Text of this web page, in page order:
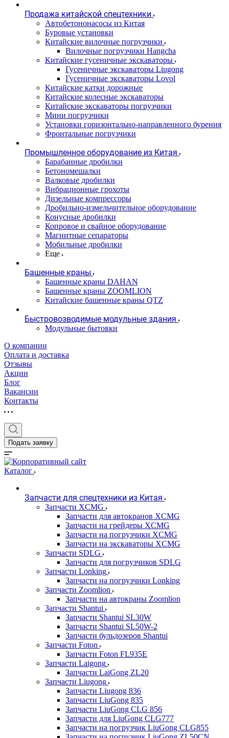
Продажа китайской спецтехники
Автобетононасосы из Китая
Буровые установки
Китайские вилочные погрузчики
Вилочные погрузчики Hangcha
Китайские гусеничные экскаваторы
Гусеничные экскаваторы Liugong
Гусеничные экскаваторы Lovol
Китайские катки дорожные
Китайские колесные экскаваторы
Китайские экскаваторы погрузчики
Мини погрузчики
Установки горизонтально-направленного бурения
Фронтальные погрузчики
Промышленное оборудование из Китая
Барабанные дробилки
Бетономешалки
Валковые дробилки
Вибрационные грохоты
Дизельные компрессоры
Дробильно-измельчительное оборудование
Конусные дробилки
Копровое и свайное оборудование
Магнитные сепараторы
Мобильные дробилки
Еще
Башенные краны
Башенные краны DAHAN
Башенные краны ZOOMLION
Китайские башенные краны QTZ
Быстровозводимые модульные здания
Модульные бытовки
О компании
Оплата и доставка
Отзывы
Акции
Блог
Вакансии
Контакты
Подать заявку
Каталог
Запчасти для спецтехники из Китая
Запчасти XCMG
Запчасти для автокранов XCMG
Запчасти на грейдеры XCMG
Запчасти на погрузчики XCMG
Запчасти на экскаваторы XCMG
Запчасти SDLG
Запчасти для погрузчиков SDLG
Запчасти Lonking
Запчасти на погрузчики Lonking
Запчасти Zoomlion
Запчасти на автокраны Zoomlion
Запчасти Shantui
Запчасти Shantui SL30W
Запчасти Shantui SL50W-2
Запчасти бульдозеров Shantui
Запчасти Foton
Запчасти Foton FL935E
Запчасти Laigong
Запчасти LaiGong ZL20
Запчасти Liugong
Запчасти Liugong 836
Запчасти LiuGong 835
Запчасти LiuGong CLG 856
Запчасти для LiuGong CLG777
Запчасти на погрузчик LiuGong CLG855